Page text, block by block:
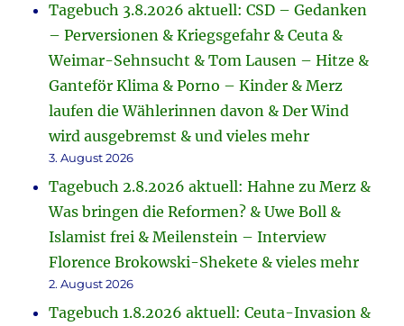
Tagebuch 3.8.2026 aktuell: CSD – Gedanken
– Perversionen & Kriegsgefahr & Ceuta &
Weimar-Sehnsucht & Tom Lausen – Hitze &
Ganteför Klima & Porno – Kinder & Merz
laufen die Wählerinnen davon & Der Wind
wird ausgebremst & und vieles mehr
3. August 2026
Tagebuch 2.8.2026 aktuell: Hahne zu Merz &
Was bringen die Reformen? & Uwe Boll &
Islamist frei & Meilenstein – Interview
Florence Brokowski-Shekete & vieles mehr
2. August 2026
Tagebuch 1.8.2026 aktuell: Ceuta-Invasion &